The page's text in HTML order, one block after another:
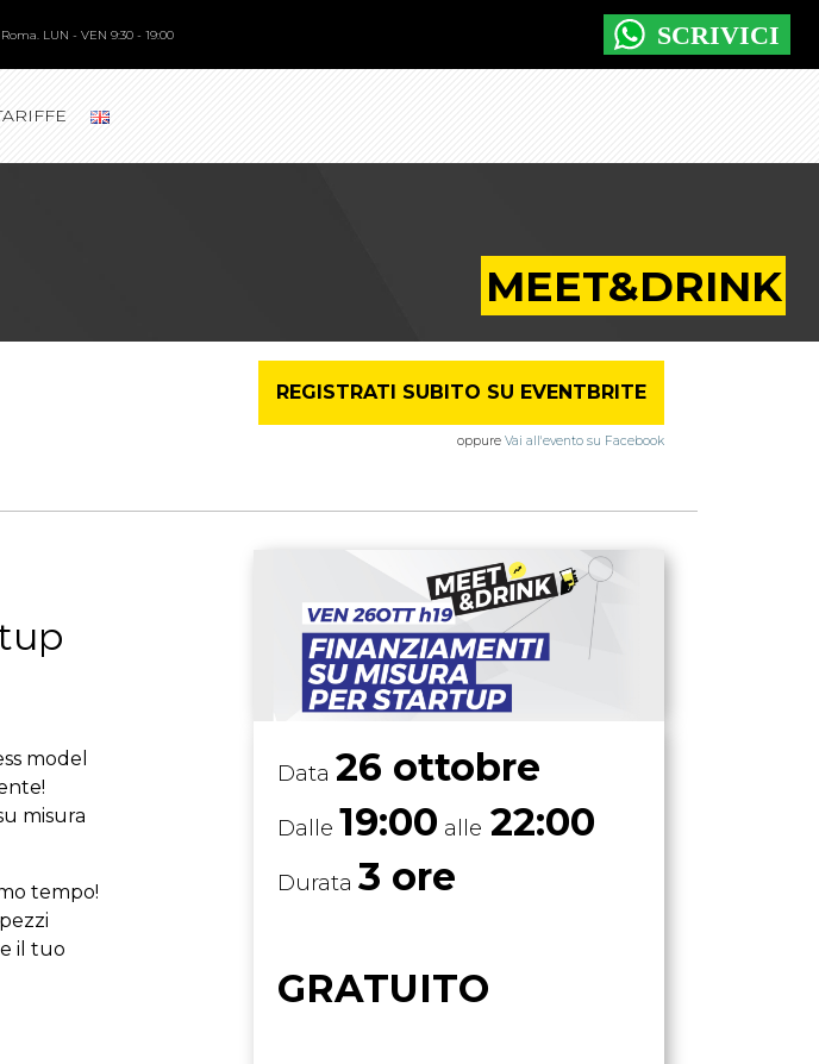
LUN - VEN 9:30 - 19:00
MEET&DRINK
REGISTRATI SUBITO SU EVENTBRITE
oppure Vai all'evento su Facebook
model
misura
tempo!
il tuo
Data 26 ottobre
Dalle 19:00 alle 22:00
Durata 3 ore
GRATUITO